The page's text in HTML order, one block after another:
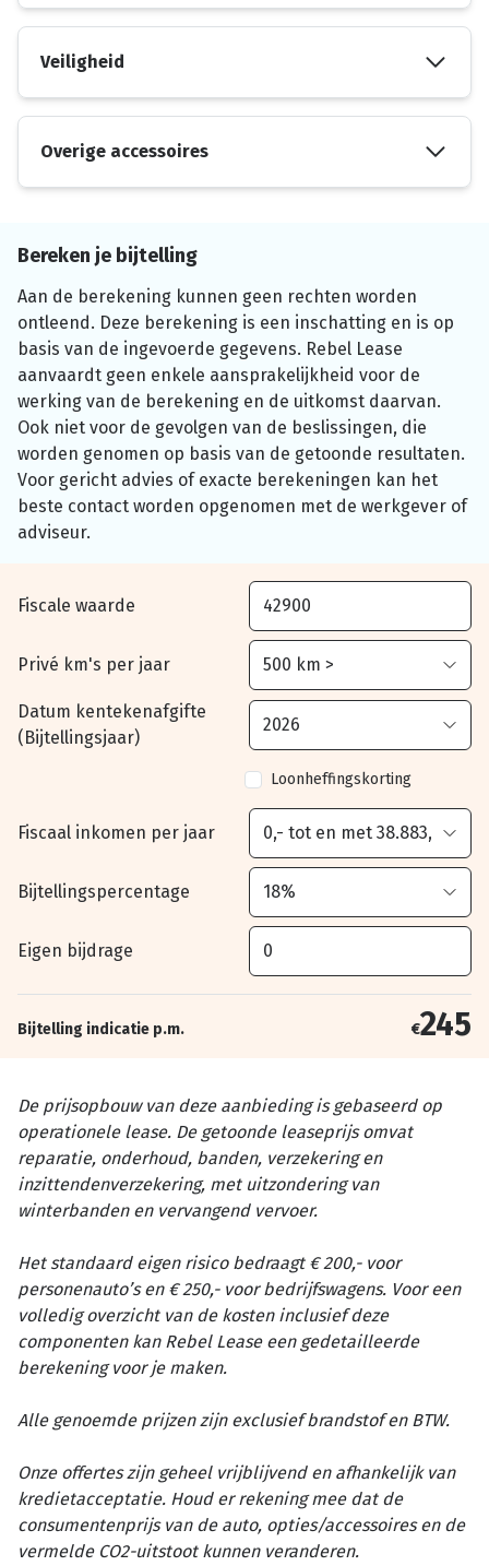
Veiligheid
Overige accessoires
Bereken je bijtelling
Aan de berekening kunnen geen rechten worden
ontleend. Deze berekening is een inschatting en is op
basis van de ingevoerde gegevens. Rebel Lease
aanvaardt geen enkele aansprakelijkheid voor de
werking van de berekening en de uitkomst daarvan.
Ook niet voor de gevolgen van de beslissingen, die
worden genomen op basis van de getoonde resultaten.
Voor gericht advies of exacte berekeningen kan het
beste contact worden opgenomen met de werkgever of
adviseur.
Fiscale waarde
Privé km's per jaar
Datum kentekenafgifte
(Bijtellingsjaar)
Loonheffingskorting
Fiscaal inkomen per jaar
Bijtellingspercentage
Eigen bijdrage
Bijtelling indicatie p.m. €245
De prijsopbouw van deze aanbieding is gebaseerd op
operationele lease. De getoonde leaseprijs omvat
reparatie, onderhoud, banden, verzekering en
inzittendenverzekering, met uitzondering van
winterbanden en vervangend vervoer.
Het standaard eigen risico bedraagt € 200,- voor
personenauto’s en € 250,- voor bedrijfswagens. Voor een
volledig overzicht van de kosten inclusief deze
componenten kan Rebel Lease een gedetailleerde
berekening voor je maken.
Alle genoemde prijzen zijn exclusief brandstof en BTW.
Onze offertes zijn geheel vrijblijvend en afhankelijk van
kredietacceptatie. Houd er rekening mee dat de
consumentenprijs van de auto, opties/accessoires en de
vermelde CO2-uitstoot kunnen veranderen.